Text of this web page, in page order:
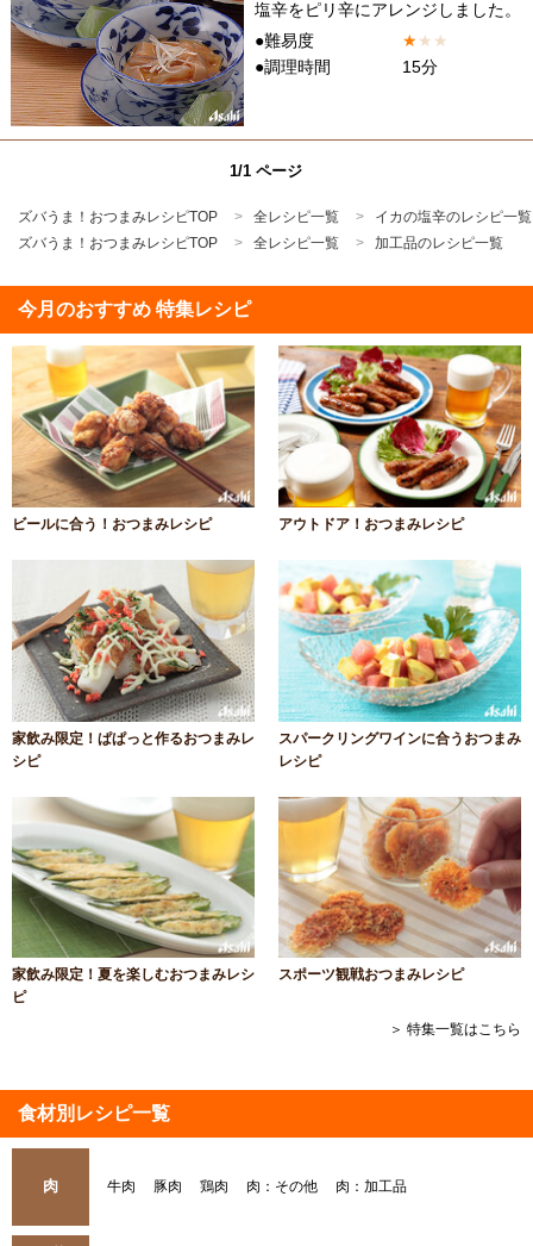
塩辛をピリ辛にアレンジしました。
●難易度
★★ ★
●調理時間
15分
1/1 ページ
ズバうま！おつまみレシピTOP 全レシピ一覧
イカの塩辛のレシピ一覧
ズバうま！おつまみレシピTOP
全レシピ一覧 加工品のレシピ一覧
今月のおすすめ 特集レシピ
ビールに合う！おつまみレシピ アウトドア！おつまみレシピ
家飲み限定！ぱぱっと作るおつまみレ
シピ
スパークリングワインに合うおつまみ
レシピ
家飲み限定！夏を楽しむおつまみレシ
ピ
スポーツ観戦おつまみレシピ
＞ 特集一覧はこちら
食材別レシピ一覧
肉 牛肉 豚肉 鶏肉 肉：その他 肉：加工品